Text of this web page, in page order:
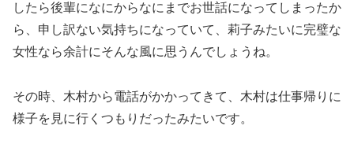
したら後輩になにからなにまでお世話になってしまったか
ら、申し訳ない気持ちになっていて、莉子みたいに完璧な
女性なら余計にそんな風に思うんでしょうね。
その時、木村から電話がかかってきて、木村は仕事帰りに
様子を見に行くつもりだったみたいです。